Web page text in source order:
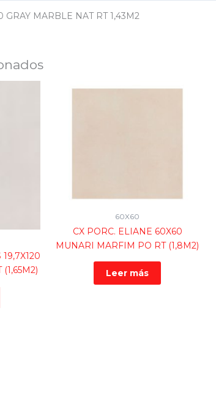
GRAY MARBLE NAT RT 1,43M2
60X60
CX PORC. ELIANE 60X60
MUNARI MARFIM PO RT (1,8M2)
Leer más